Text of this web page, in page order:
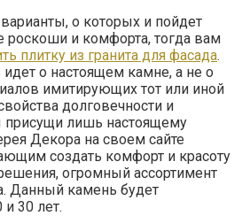
о которых и пойдет
роскоши и комфорта, тогда вам
плитку из гранита для фасада.
о настоящем камне, а не о
имитирующих тот или иной
долговечности и
присущи лишь настоящему
Декора на своем сайте
создать комфорт и красоту
огромный ассортимент
Данный камень будет
30 лет.